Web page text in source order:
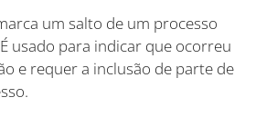
um salto de um processo
usado para indicar que ocorreu
e requer a inclusão de parte de